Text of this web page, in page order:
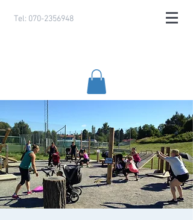
Tel: 070-2356948